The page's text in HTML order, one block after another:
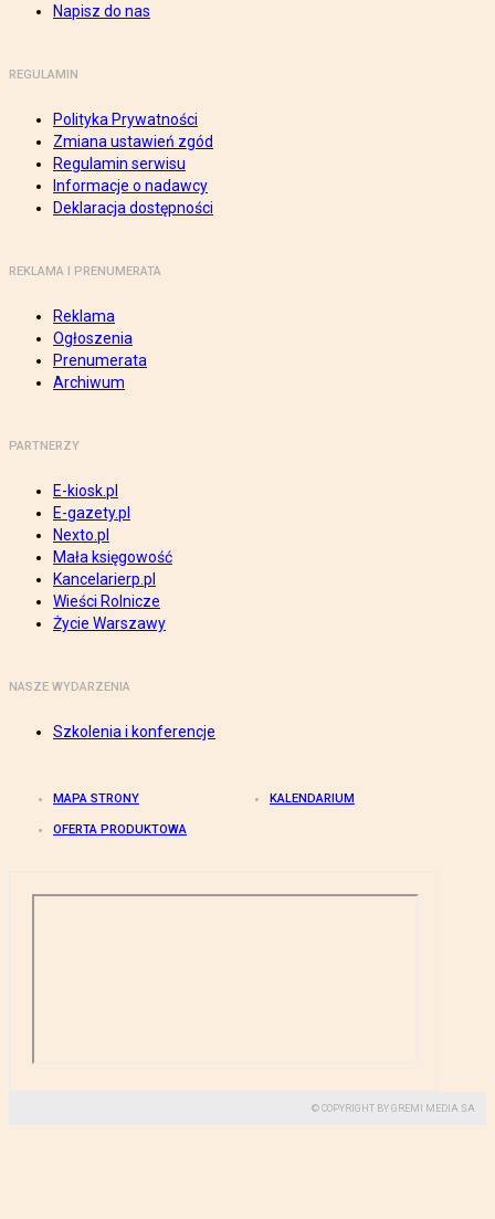
Napisz do nas
REGULAMIN
Polityka Prywatności
Zmiana ustawień zgód
Regulamin serwisu
Informacje o nadawcy
Deklaracja dostępności
REKLAMA I PRENUMERATA
Reklama
Ogłoszenia
Prenumerata
Archiwum
PARTNERZY
E-kiosk.pl
E-gazety.pl
Nexto.pl
Mała księgowość
Kancelarierp.pl
Wieści Rolnicze
Życie Warszawy
NASZE WYDARZENIA
Szkolenia i konferencje
MAPA STRONY KALENDARIUM
OFERTA PRODUKTOWA
© COPYRIGHT BY GREMI MEDIA SA